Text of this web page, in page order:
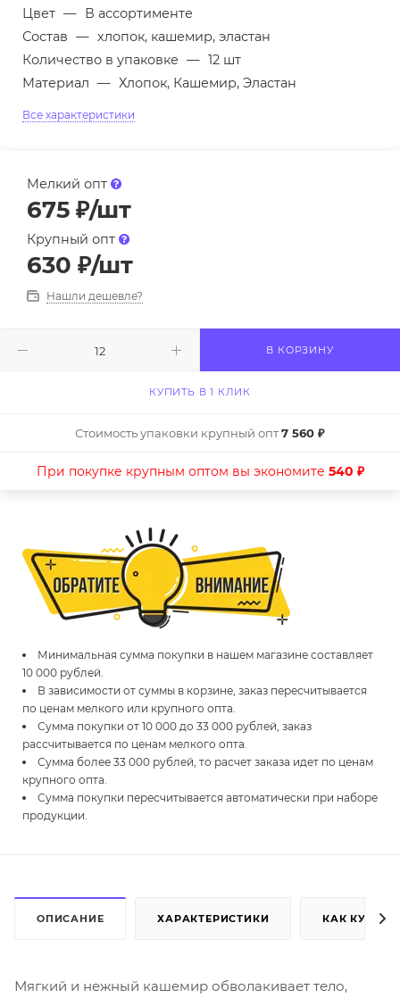
Цвет — В ассортименте
Состав — хлопок, кашемир, эластан
Количество в упаковке — 12 шт
Материал — Хлопок, Кашемир, Эластан
Все характеристики
Мелкий опт
675 ₽/шт
Крупный опт
630 ₽/шт
Нашли дешевле?
В КОРЗИНУ
КУПИТЬ В 1 КЛИК
Стоимость упаковки крупный опт7 560 ₽
При покупке крупным оптом вы экономите 540 ₽
Минимальная сумма покупки в нашем магазине составляет
10 000 рублей.
В зависимости от суммы в корзине, заказ пересчитывается
по ценам мелкого или крупного опта.
Сумма покупки от 10 000 до 33 000 рублей, заказ
рассчитывается по ценам мелкого опта.
Сумма более 33 000 рублей, то расчет заказа идет по ценам
крупного опта.
Сумма покупки пересчитывается автоматически при наборе
продукции.
ОПИСАНИЕ ХАРАКТЕРИСТИКИ КАК КУПИТЬ
Мягкий и нежный кашемир обволакивает тело,